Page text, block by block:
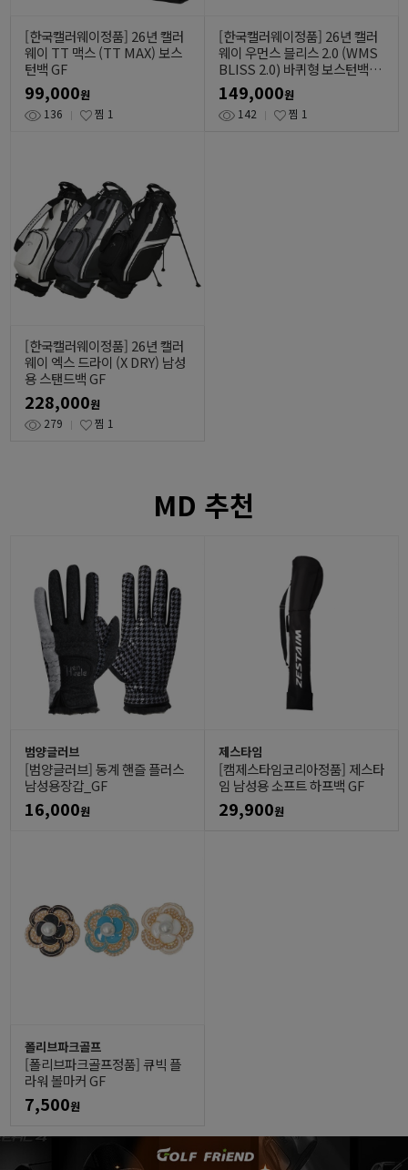
[한국캘러웨이정품] 26년 캘러
웨이 TT 맥스 (TT MAX) 보스
턴백 GF
99,000원
136
찜 1
[한국캘러웨이정품] 26년 캘러
웨이 우먼스 블리스 2.0 (WMS
BLISS 2.0) 바퀴형 보스턴백 G
F
149,000원
142
찜 1
[한국캘러웨이정품] 26년 캘러
웨이 엑스 드라이 (X DRY) 남성
용 스탠드백 GF
228,000원
279
찜 1
MD 추천
범양글러브
[범양글러브] 동계 핸즐 플러스
남성용장갑_GF
16,000원
제스타임
[캠제스타임코리아정품] 제스타
임 남성용 소프트 하프백 GF
29,900원
폴리브파크골프
[폴리브파크골프정품] 큐빅 플
라워 볼마커 GF
7,500원